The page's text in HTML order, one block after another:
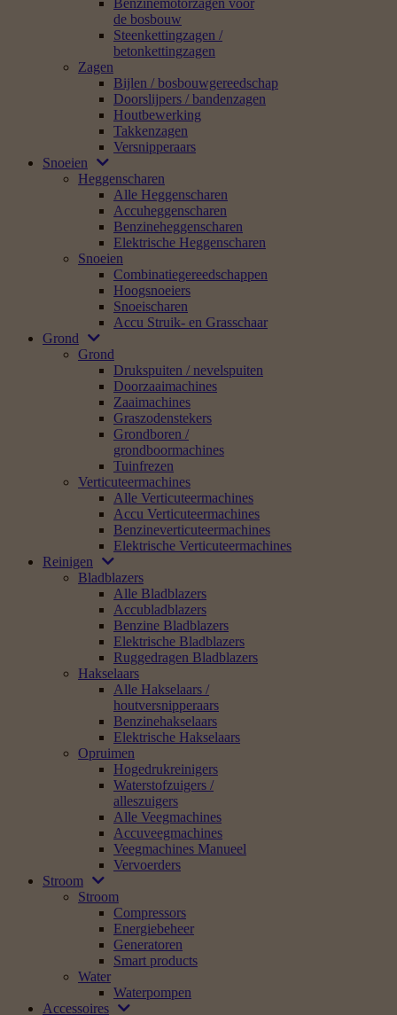
Benzinemotorzagen voor
de bosbouw
Steenkettingzagen /
betonkettingzagen
Zagen
Bijlen / bosbouwgereedschap
Doorslijpers / bandenzagen
Houtbewerking
Takkenzagen
Versnipperaars
Snoeien
Heggenscharen
Alle Heggenscharen
Accuheggenscharen
Benzineheggenscharen
Elektrische Heggenscharen
Snoeien
Combinatiegereedschappen
Hoogsnoeiers
Snoeischaren
Accu Struik- en Grasschaar
Grond
Grond
Drukspuiten / nevelspuiten
Doorzaaimachines
Zaaimachines
Graszodenstekers
Grondboren /
grondboormachines
Tuinfrezen
Verticuteermachines
Alle Verticuteermachines
Accu Verticuteermachines
Benzineverticuteermachines
Elektrische Verticuteermachines
Reinigen
Bladblazers
Alle Bladblazers
Accubladblazers
Benzine Bladblazers
Elektrische Bladblazers
Ruggedragen Bladblazers
Hakselaars
Alle Hakselaars /
houtversnipperaars
Benzinehakselaars
Elektrische Hakselaars
Opruimen
Hogedrukreinigers
Waterstofzuigers /
alleszuigers
Alle Veegmachines
Accuveegmachines
Veegmachines Manueel
Vervoerders
Stroom
Stroom
Compressors
Energiebeheer
Generatoren
Smart products
Water
Waterpompen
Accessoires